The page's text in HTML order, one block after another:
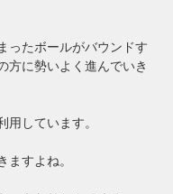
ったボールがバウンドす
方に勢いよく進んでいき
用しています。
ますよね。